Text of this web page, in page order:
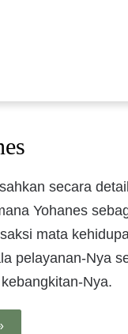
secara
Yohanes
mata
pelayanan-Nya
Nya.